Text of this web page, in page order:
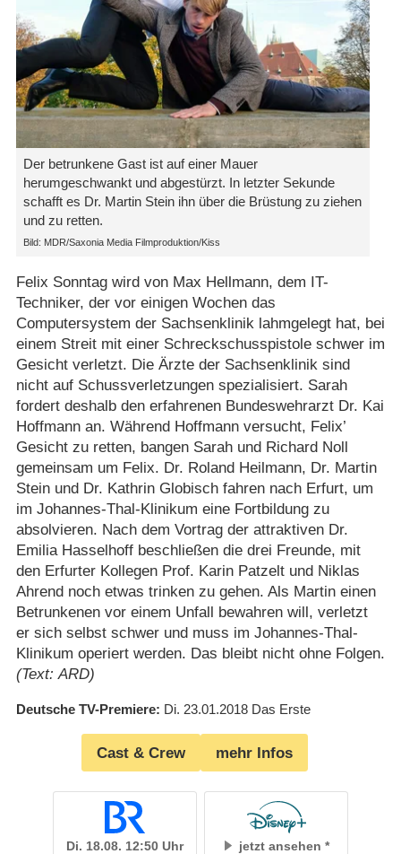
Der betrunkene Gast ist auf einer Mauer
herumgeschwankt und abgestürzt. In letzter Sekunde
schafft es Dr. Martin Stein ihn über die Brüstung zu ziehen
und zu retten.
Bild: MDR/Saxonia Media Filmproduktion/Kiss
Felix Sonntag wird von Max Hellmann, dem IT-
Techniker, der vor einigen Wochen das
Computersystem der Sachsenklinik lahmgelegt hat, bei
einem Streit mit einer Schreckschusspistole schwer im
Gesicht verletzt. Die Ärzte der Sachsenklinik sind
nicht auf Schussverletzungen spezialisiert. Sarah
fordert deshalb den erfahrenen Bundeswehrarzt Dr. Kai
Hoffmann an. Während Hoffmann versucht, Felix’
Gesicht zu retten, bangen Sarah und Richard Noll
gemeinsam um Felix. Dr. Roland Heilmann, Dr. Martin
Stein und Dr. Kathrin Globisch fahren nach Erfurt, um
im Johannes-Thal-Klinikum eine Fortbildung zu
absolvieren. Nach dem Vortrag der attraktiven Dr.
Emilia Hasselhoff beschließen die drei Freunde, mit
den Erfurter Kollegen Prof. Karin Patzelt und Niklas
Ahrend noch etwas trinken zu gehen. Als Martin einen
Betrunkenen vor einem Unfall bewahren will, verletzt
er sich selbst schwer und muss im Johannes-Thal-
Klinikum operiert werden. Das bleibt nicht ohne Folgen.
(Text: ARD)
Deutsche TV-Premiere Di. 23.01.2018 Das Erste
Cast & Crew mehr Infos
Di. 18.08. 12:50 Uhr jetzt ansehen